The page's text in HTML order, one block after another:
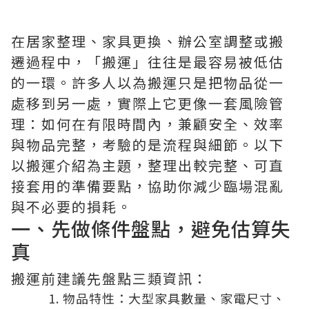
在居家整理、家具更換、辦公室調整或搬
遷過程中，「搬運」往往是最容易被低估
的一環。許多人以為搬運只是把物品從一
處移到另一處，實際上它更像一套風險管
理：如何在有限時間內，兼顧安全、效率
與物品完整，考驗的是流程與細節。以下
以搬運介紹為主題，整理出較完整、可直
接套用的準備要點，協助你減少臨場混亂
與不必要的損耗。
一、先做條件盤點，避免估算失
真
搬運前建議先盤點三類資訊：
物品特性：大型家具數量、家電尺寸、